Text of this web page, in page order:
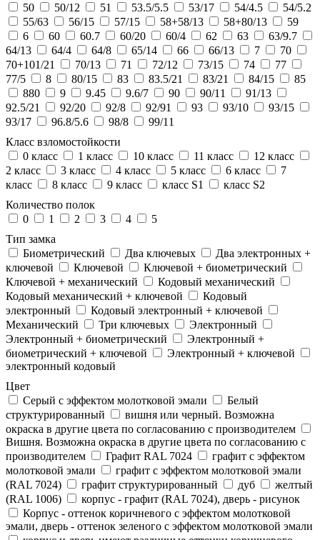
50
50/12 51 53.5/5.5 53/17 54/4.5
54/5.2
55/63
56/15 57/15 58+58/13 58+80/13
59
6
60 60.7 60/20 60/4 62 63
63/9.7
64/13
64/4 64/8 65/14 66 66/13 7
70
70+101/21
70/13 71 72/12 73/15 74
77
77/5
8 80/15 83 83.5/21 83/21 84/15
85
880
9 9.45 9.6/7 90 90/11
91/13
92.5/21
92/20 92/8 92/91 93 93/10
93/15
93/17
96.8/5.6 98/8
99/11
Класс взломостойкости
0 класс
1 класс 10 класс 11 класс
12 класс
2 класс
3 класс 4 класс 5 класс 6 класс
7
класс
8 класс 9 класс класс S1
класс S2
Количество полок
0
1 2 3 4
5
Тип замка
Биометрический
Два ключевых
Два электронныx +
ключевой
Ключевой
Ключевой + биометрический
Ключевой + механический
Кодовый механический
Кодовый механический + ключевой
Кодовый
электронный
Кодовый электронный + ключевой
Механический
Три ключевых
Электронный
Электронный + биометрический
Электронный +
биометрический + ключевой
Электронный + ключевой
электронный кодовый
Цвет
Cерый с эффектом молотковой эмали
Белый
структурированный
вишня или черный. Возможна
окраска в другие цвета по согласованию с производителем
Вишня. Возможна окраска в другие цвета по согласованию с
производителем
Графит RAL 7024
графит с эффектом
молотковой эмали
графит с эффектом молотковой эмали
(RAL 7024)
графит структурированный дуб
желтый
(RAL 1006)
корпус - графит (RAL 7024), дверь - рисунок
Корпус - оттенок коричневого с эффектом молотковой
эмали, дверь - оттенок зеленого с эффектом молотковой эмали